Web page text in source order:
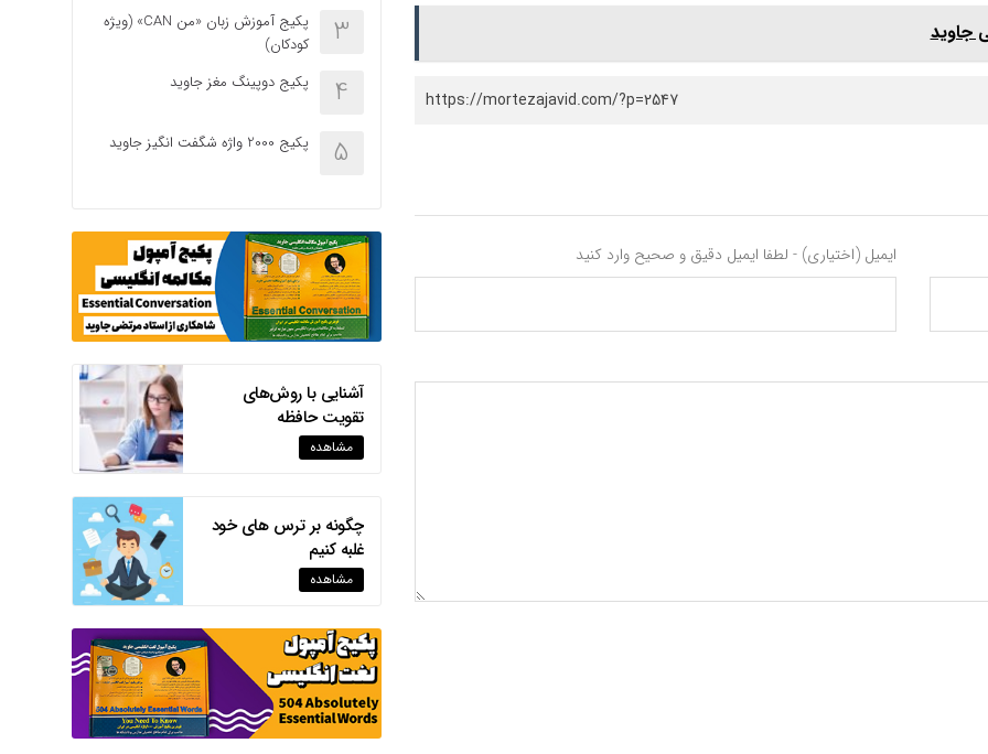
صدا
و
جاوید
https://mortezajavid.com/?p=2547
ایمیل (اختیاری) - لطفا ایمیل دقیق و صحیح وارد کنید
3
پکیج آموزش زبان «من CAN» (ویژه
کودکان)
4 پکیج دوپینگ مغز جاوید
5 پکیج 2000 واژه شگفت انگیز جاوید
آشنایی با روش‌های
تقویت حافظه
مشاهده
چگونه بر ترس های خود
غلبه کنیم
مشاهده